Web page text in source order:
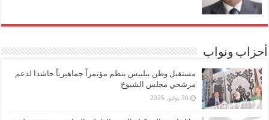
أحزاب ونواب
مستقبل وطن ببلبيس ينظم مؤتمراً جماهيرياً حاشدا لدعم
مرشحي مجلس الشيوخ
30 يوليو، 2025